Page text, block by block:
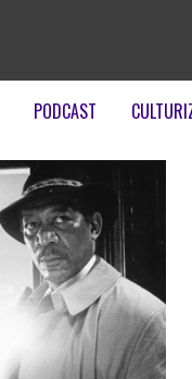
PODCAST